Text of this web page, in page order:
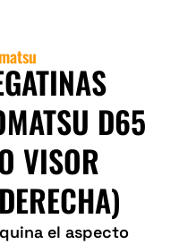
D65
VISOR
el aspecto